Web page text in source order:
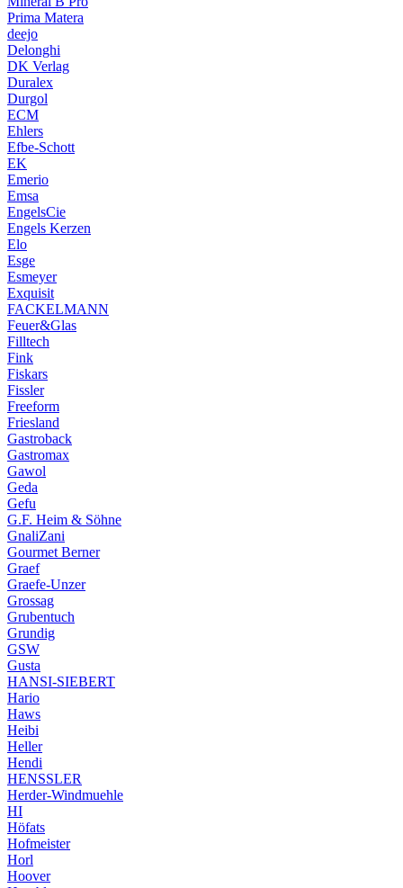
Prima Matera
deejo
Delonghi
DK Verlag
Duralex
Durgol
ECM
Ehlers
Efbe-Schott
EK
Emerio
Emsa
EngelsCie
Engels Kerzen
Elo
Esge
Esmeyer
Exquisit
FACKELMANN
Feuer&Glas
Filltech
Fink
Fiskars
Fissler
Freeform
Friesland
Gastroback
Gastromax
Gawol
Geda
Gefu
G.F. Heim & Söhne
GnaliZani
Gourmet Berner
Graef
Graefe-Unzer
Grossag
Grubentuch
Grundig
GSW
Gusta
HANSI-SIEBERT
Hario
Haws
Heibi
Heller
Hendi
HENSSLER
Herder-Windmuehle
HI
Höfats
Hofmeister
Horl
Hoover